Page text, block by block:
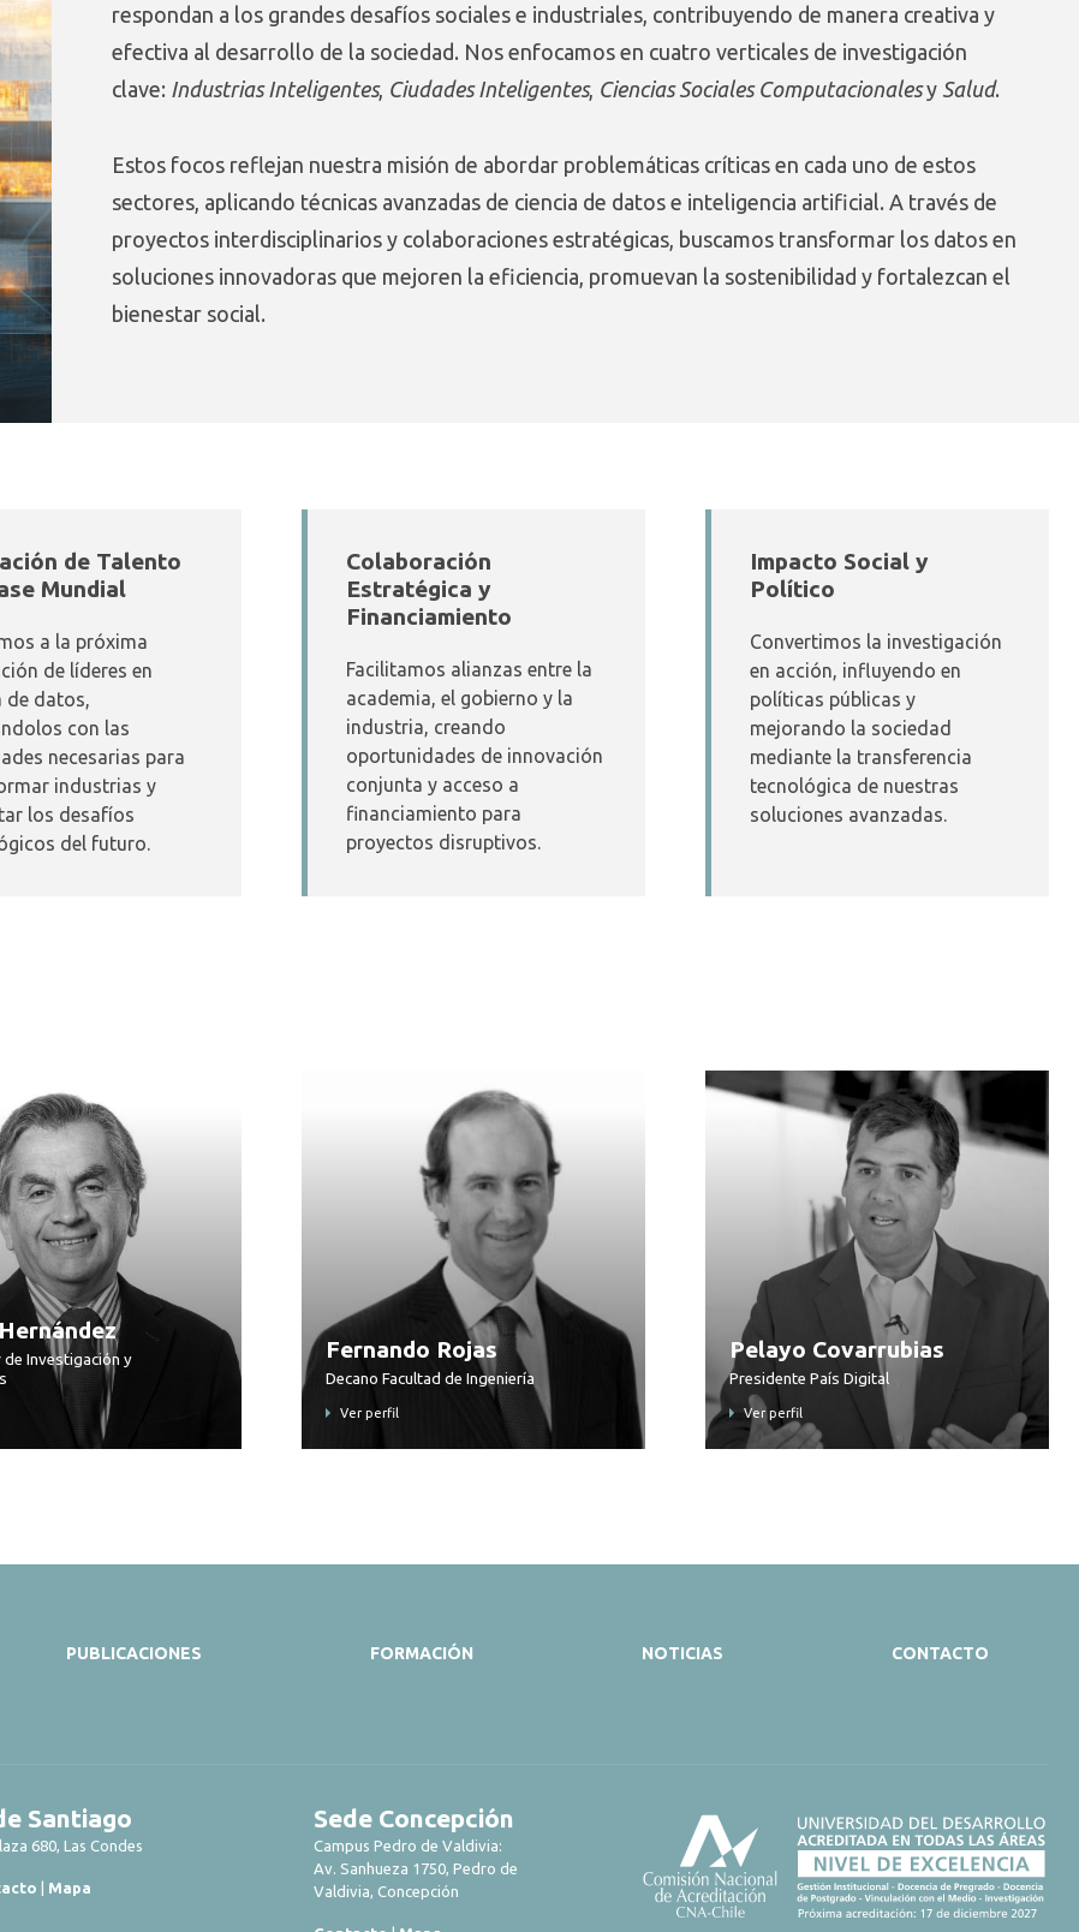
respondan a los grandes desafíos sociales e industriales, contribuyendo de manera creativa y
efectiva al desarrollo de la sociedad. Nos enfocamos en cuatro verticales de investigación
clave: Industrias Inteligentes, Ciudades Inteligentes, Ciencias Sociales Computacionalesy Salud.
Estos focos reflejan nuestra misión de abordar problemáticas críticas en cada uno de estos
sectores, aplicando técnicas avanzadas de ciencia de datos e inteligencia artificial. A través de
proyectos interdisciplinarios y colaboraciones estratégicas, buscamos transformar los datos en
soluciones innovadoras que mejoren la eficiencia, promuevan la sostenibilidad y fortalezcan el
bienestar social.
de Talento
Mundial
a la próxima
de líderes en
de datos,
con las
necesarias para
industrias y
los desafíos
del futuro.
Colaboración
Estratégica y
Financiamiento
Facilitamos alianzas entre la
academia, el gobierno y la
industria, creando
oportunidades de innovación
conjunta y acceso a
financiamiento para
proyectos disruptivos.
Impacto Social y
Político
Convertimos la investigación
en acción, influyendo en
políticas públicas y
mejorando la sociedad
mediante la transferencia
tecnológica de nuestras
soluciones avanzadas.
Investigación y
Fernando Rojas
Decano Facultad de Ingeniería
Ver perfil
Pelayo Covarrubias
Presidente País Digital
Ver perfil
PUBLICACIONES FORMACIÓN NOTICIAS CONTACTO
Santiago
680, Las Condes
Mapa
Sede Concepción
Campus Pedro de Valdivia:
Av. Sanhueza 1750, Pedro de
Valdivia, Concepción